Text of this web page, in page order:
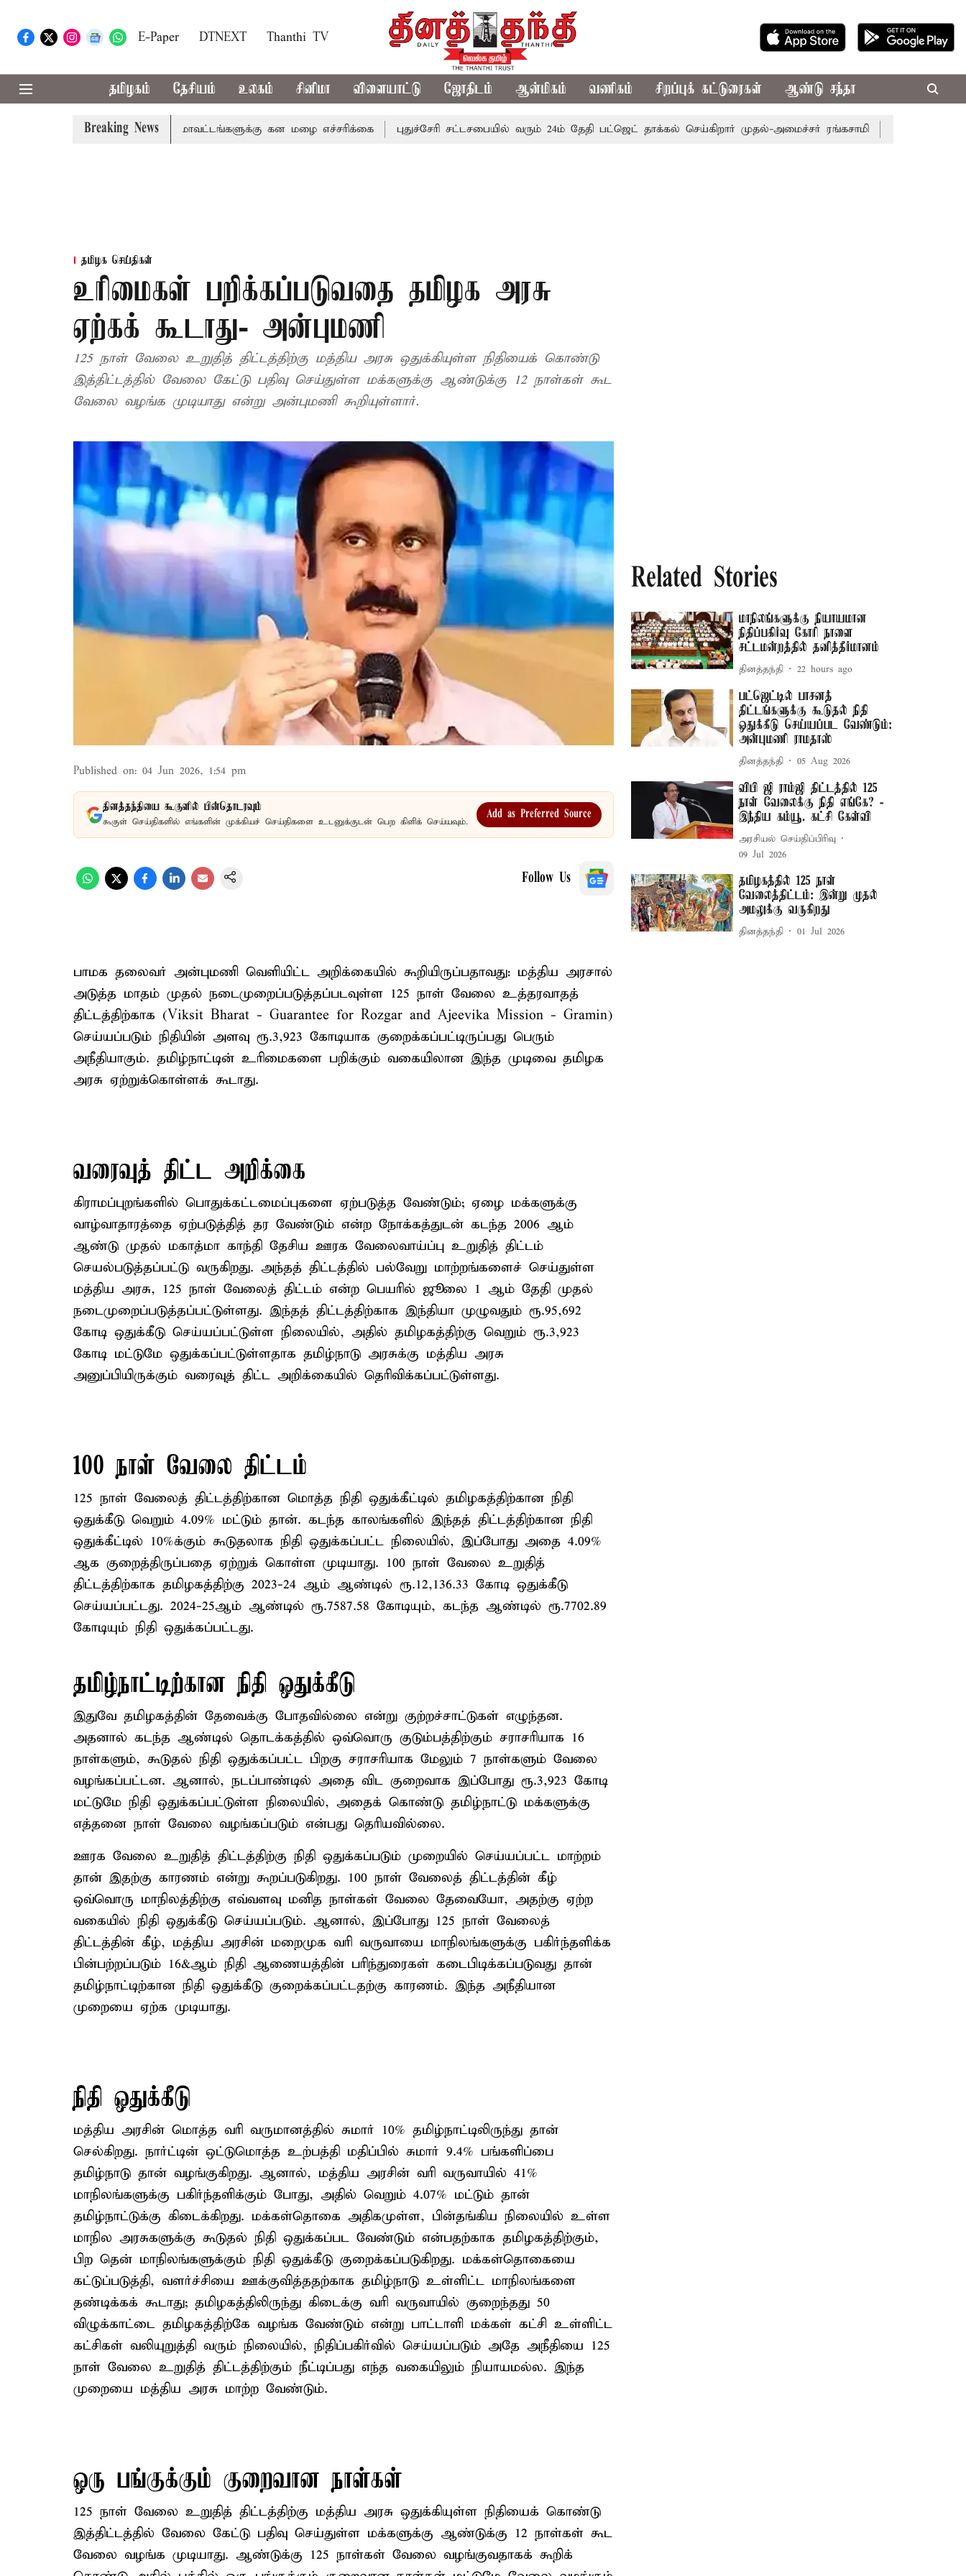
E-Paper DTNEXT Thanthi TV
தமிழகம் தேசியம் உலகம் சினிமா விளையாட்டு ஜோதிடம் ஆன்மிகம் வணிகம் சிறப்புக் கட்டுரைகள் ஆண்டு சந்தா
Breaking News
தேனி,நீலகிரி ஆகிய மாவட்டங்களுக்கு கன மழை எச்சரிக்கை புதுச்சேரி சட்டசபையில் வரும் 24ம் தேதி பட்ஜெட் தாக்கல் செய்கிறார் முதல்-அமைச்சர் ரங்கசாமி எதிர்க்கட்சிகள்
தமிழக செய்திகள்
உரிமைகள் பறிக்கப்படுவதை தமிழக அரசு
ஏற்கக் கூடாது- அன்புமணி
125 நாள் வேலை உறுதித் திட்டத்திற்கு மத்திய அரசு ஒதுக்கியுள்ள நிதியைக் கொண்டு
இத்திட்டத்தில் வேலை கேட்டு பதிவு செய்துள்ள மக்களுக்கு ஆண்டுக்கு 12 நாள்கள் கூட
வேலை வழங்க முடியாது என்று அன்புமணி கூறியுள்ளார்.
Published on: 04 Jun 2026, 1:54 pm
தினத்தந்தியை கூகுளில் பின்தொடரவும்
கூகுள் செய்திகளில் எங்களின் முக்கியச் செய்திகளை உடனுக்குடன் பெற கிளிக் செய்யவும்.
Add as Preferred Source
Follow Us
பாமக தலைவர் அன்புமணி வெளியிட்ட அறிக்கையில் கூறியிருப்பதாவது: மத்திய அரசால்
அடுத்த மாதம் முதல் நடைமுறைப்படுத்தப்படவுள்ள 125 நாள் வேலை உத்தரவாதத்
திட்டத்திற்காக (Viksit Bharat - Guarantee for Rozgar and Ajeevika Mission - Gramin)
செய்யப்படும் நிதியின் அளவு ரூ.3,923 கோடியாக குறைக்கப்பட்டிருப்பது பெரும்
அநீதியாகும். தமிழ்நாட்டின் உரிமைகளை பறிக்கும் வகையிலான இந்த முடிவை தமிழக
அரசு ஏற்றுக்கொள்ளக் கூடாது.
வரைவுத் திட்ட அறிக்கை
கிராமப்புறங்களில் பொதுக்கட்டமைப்புகளை ஏற்படுத்த வேண்டும்; ஏழை மக்களுக்கு
வாழ்வாதாரத்தை ஏற்படுத்தித் தர வேண்டும் என்ற நோக்கத்துடன் கடந்த 2006 ஆம்
ஆண்டு முதல் மகாத்மா காந்தி தேசிய ஊரக வேலைவாய்ப்பு உறுதித் திட்டம்
செயல்படுத்தப்பட்டு வருகிறது. அந்தத் திட்டத்தில் பல்வேறு மாற்றங்களைச் செய்துள்ள
மத்திய அரசு, 125 நாள் வேலைத் திட்டம் என்ற பெயரில் ஜூலை 1 ஆம் தேதி முதல்
நடைமுறைப்படுத்தப்பட்டுள்ளது. இந்தத் திட்டத்திற்காக இந்தியா முழுவதும் ரூ.95,692
கோடி ஒதுக்கீடு செய்யப்பட்டுள்ள நிலையில், அதில் தமிழகத்திற்கு வெறும் ரூ.3,923
கோடி மட்டுமே ஒதுக்கப்பட்டுள்ளதாக தமிழ்நாடு அரசுக்கு மத்திய அரசு
அனுப்பியிருக்கும் வரைவுத் திட்ட அறிக்கையில் தெரிவிக்கப்பட்டுள்ளது.
100 நாள் வேலை திட்டம்
125 நாள் வேலைத் திட்டத்திற்கான மொத்த நிதி ஒதுக்கீட்டில் தமிழகத்திற்கான நிதி
ஒதுக்கீடு வெறும் 4.09% மட்டும் தான். கடந்த காலங்களில் இந்தத் திட்டத்திற்கான நிதி
ஒதுக்கீட்டில் 10%க்கும் கூடுதலாக நிதி ஒதுக்கப்பட்ட நிலையில், இப்போது அதை 4.09%
ஆக குறைத்திருப்பதை ஏற்றுக் கொள்ள முடியாது. 100 நாள் வேலை உறுதித்
திட்டத்திற்காக தமிழகத்திற்கு 2023-24 ஆம் ஆண்டில் ரூ.12,136.33 கோடி ஒதுக்கீடு
செய்யப்பட்டது. 2024-25ஆம் ஆண்டில் ரூ.7587.58 கோடியும், கடந்த ஆண்டில் ரூ.7702.89
கோடியும் நிதி ஒதுக்கப்பட்டது.
தமிழ்நாட்டிற்கான நிதி ஒதுக்கீடு
இதுவே தமிழகத்தின் தேவைக்கு போதவில்லை என்று குற்றச்சாட்டுகள் எழுந்தன.
அதனால் கடந்த ஆண்டில் தொடக்கத்தில் ஒவ்வொரு குடும்பத்திற்கும் சராசரியாக 16
நாள்களும், கூடுதல் நிதி ஒதுக்கப்பட்ட பிறகு சராசரியாக மேலும் 7 நாள்களும் வேலை
வழங்கப்பட்டன. ஆனால், நடப்பாண்டில் அதை விட குறைவாக இப்போது ரூ.3,923 கோடி
மட்டுமே நிதி ஒதுக்கப்பட்டுள்ள நிலையில், அதைக் கொண்டு தமிழ்நாட்டு மக்களுக்கு
எத்தனை நாள் வேலை வழங்கப்படும் என்பது தெரியவில்லை.
ஊரக வேலை உறுதித் திட்டத்திற்கு நிதி ஒதுக்கப்படும் முறையில் செய்யப்பட்ட மாற்றம்
தான் இதற்கு காரணம் என்று கூறப்படுகிறது. 100 நாள் வேலைத் திட்டத்தின் கீழ்
ஒவ்வொரு மாநிலத்திற்கு எவ்வளவு மனித நாள்கள் வேலை தேவையோ, அதற்கு ஏற்ற
வகையில் நிதி ஒதுக்கீடு செய்யப்படும். ஆனால், இப்போது 125 நாள் வேலைத்
திட்டத்தின் கீழ், மத்திய அரசின் மறைமுக வரி வருவாயை மாநிலங்களுக்கு பகிர்ந்தளிக்க
பின்பற்றப்படும் 16&ஆம் நிதி ஆணையத்தின் பரிந்துரைகள் கடைபிடிக்கப்படுவது தான்
தமிழ்நாட்டிற்கான நிதி ஒதுக்கீடு குறைக்கப்பட்டதற்கு காரணம். இந்த அநீதியான
முறையை ஏற்க முடியாது.
நிதி ஒதுக்கீடு
மத்திய அரசின் மொத்த வரி வருமானத்தில் சுமார் 10% தமிழ்நாட்டிலிருந்து தான்
செல்கிறது. நார்ட்டின் ஒட்டுமொத்த உற்பத்தி மதிப்பில் சுமார் 9.4% பங்களிப்பை
தமிழ்நாடு தான் வழங்குகிறது. ஆனால், மத்திய அரசின் வரி வருவாயில் 41%
மாநிலங்களுக்கு பகிர்ந்தளிக்கும் போது, அதில் வெறும் 4.07% மட்டும் தான்
தமிழ்நாட்டுக்கு கிடைக்கிறது. மக்கள்தொகை அதிகமுள்ள, பின்தங்கிய நிலையில் உள்ள
மாநில அரசுகளுக்கு கூடுதல் நிதி ஒதுக்கப்பட வேண்டும் என்பதற்காக தமிழகத்திற்கும்,
பிற தென் மாநிலங்களுக்கும் நிதி ஒதுக்கீடு குறைக்கப்படுகிறது. மக்கள்தொகையை
கட்டுப்படுத்தி, வளர்ச்சியை ஊக்குவித்ததற்காக தமிழ்நாடு உள்ளிட்ட மாநிலங்களை
தண்டிக்கக் கூடாது; தமிழகத்திலிருந்து கிடைக்கு வரி வருவாயில் குறைந்தது 50
விழுக்காட்டை தமிழகத்திற்கே வழங்க வேண்டும் என்று பாட்டாளி மக்கள் கட்சி உள்ளிட்ட
கட்சிகள் வலியுறுத்தி வரும் நிலையில், நிதிப்பகிர்வில் செய்யப்படும் அதே அநீதியை 125
நாள் வேலை உறுதித் திட்டத்திற்கும் நீட்டிப்பது எந்த வகையிலும் நியாயமல்ல. இந்த
முறையை மத்திய அரசு மாற்ற வேண்டும்.
ஒரு பங்குக்கும் குறைவான நாள்கள்
125 நாள் வேலை உறுதித் திட்டத்திற்கு மத்திய அரசு ஒதுக்கியுள்ள நிதியைக் கொண்டு
இத்திட்டத்தில் வேலை கேட்டு பதிவு செய்துள்ள மக்களுக்கு ஆண்டுக்கு 12 நாள்கள் கூட
வேலை வழங்க முடியாது. ஆண்டுக்கு 125 நாள்கள் வேலை வழங்குவதாகக் கூறிக்
Related Stories
மாநிலங்களுக்கு நியாயமான
நிதிப்பகிர்வு கோரி நாளை
சட்டமன்றத்தில் தனித்தீர்மானம்
தினத்தந்தி 22 hours ago
பட்ஜெட்டில் பாசனத்
திட்டங்களுக்கு கூடுதல் நிதி
ஒதுக்கீடு செய்யப்பட வேண்டும்:
அன்புமணி ராமதாஸ்
தினத்தந்தி 05 Aug 2026
விபி ஜி ராம்ஜி திட்டத்தில் 125
நாள் வேலைக்கு நிதி எங்கே? -
இந்திய கம்யூ. கட்சி கேள்வி
அரசியல் செய்திப்பிரிவு
09 Jul 2026
தமிழகத்தில் 125 நாள்
வேலைத்திட்டம்: இன்று முதல்
அமலுக்கு வருகிறது
தினத்தந்தி 01 Jul 2026